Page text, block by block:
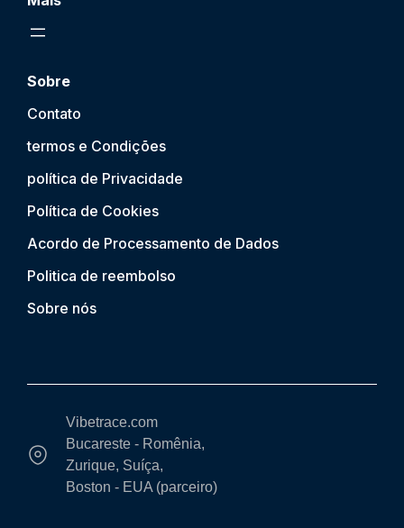
Sobre
Contato
termos e Condições
política de Privacidade
Política de Cookies
Acordo de Processamento de Dados
Politica de reembolso
Sobre nós
Vibetrace.com
Bucareste - Romênia,
Zurique, Suíça,
Boston - EUA (parceiro)